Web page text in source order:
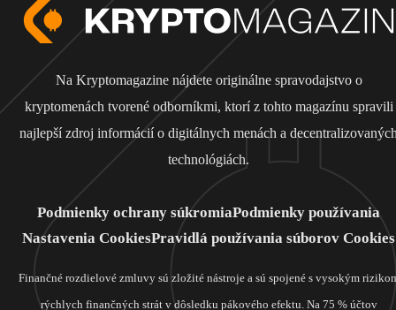
Na Kryptomagazine nájdete originálne spravodajstvo o
kryptomenách tvorené odborníkmi, ktorí z tohto magazínu spravili
najlepší zdroj informácií o digitálnych menách a
technológiách.
Podmienky ochrany súkromiaPodmienky používania
Nastavenia CookiesPravidlá používania súborov Cookies
Finančné rozdielové zmluvy sú zložité nástroje a sú spojené s vysokým
rýchlych finančných strát v dôsledku pákového efektu. Na 75 % účtov